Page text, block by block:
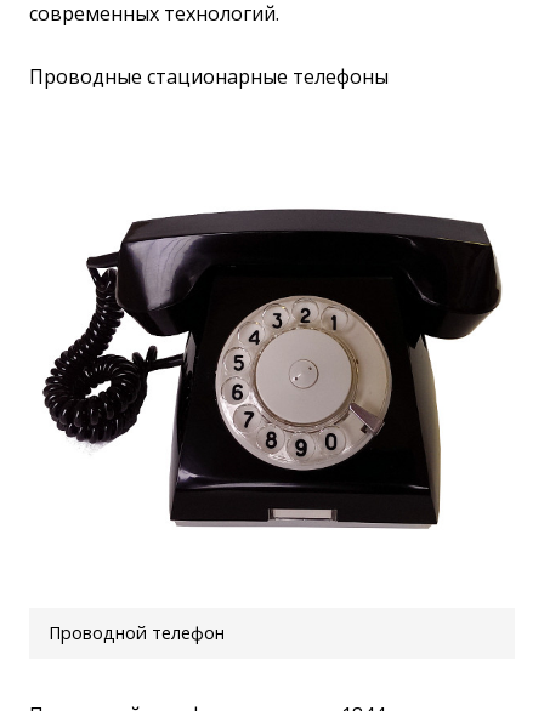
современных технологий.
Проводные стационарные телефоны
Проводной телефон